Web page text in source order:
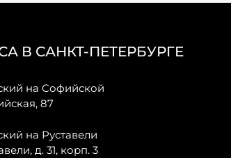
В САНКТ-ПЕТЕРБУРГЕ
на Софийской
87
на Руставели
д. 31, корп. 3